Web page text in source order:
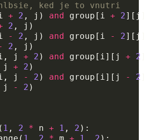
ked je to vnutri
+ 2 , j ) and group [ i + 2][ j
2 , j )
- 2 , j ) and group [ i - 2][ j
2 , j )
, j + 2 ) and group [ i][ j + 2
j + 2 )
, j - 2 ) and group [ i][ j - 2
j - 2 )
( 1 , 2 * n + 1 , 2 ):